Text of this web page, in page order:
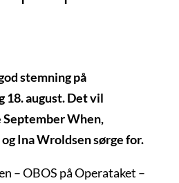
stemning på
18. august. Det vil
When,
Ina Wroldsen sørge for.
– OBOS på Operataket –